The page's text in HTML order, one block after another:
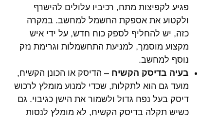
פגיע לקפיצות מתח, רכיביו עלולים להישרף
ולקטוע את אספקת החשמל למחשב. במקרה
כזה, יש להחליף לספק כוח חדש, על ידי איש
מקצוע מוסמך, למניעת התחשמלות וגרימת נזק
נוסף למחשב.
בעיה בדיסק הקשיח – הדיסק או הכונן הקשיח,
מועד גם הוא לתקלות, שכדי למנוע מומלץ לרכוש
דיסק בעל נפח גדול ולשמור את הישן כגיבוי. גם
כשיש תקלה בדיסק הקשיח, לא מומלץ לנסות